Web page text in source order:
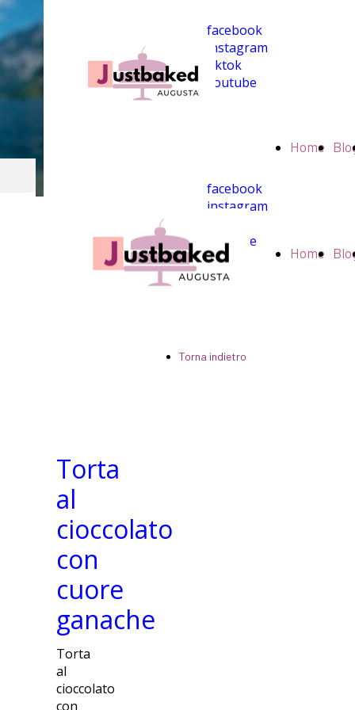
facebook
instagram
tiktok
youtube
Home
facebook
instagram
youtube
Home
Torna indietro
Torta
al
cioccolato
con
cuore
ganache
Torta
al
cioccolato
con